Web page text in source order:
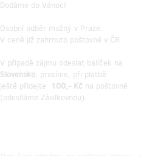
Dodáme do Vánoc!
Osobní odběr možný v Praze.
V ceně již zahrnuto poštovné v ČR.
V případě zájmu odeslat balíček na
Slovensko, prosíme, při platbě
ještě přidejte
100,- Kč na poštovné
(odesíláme Zásilkovnou).